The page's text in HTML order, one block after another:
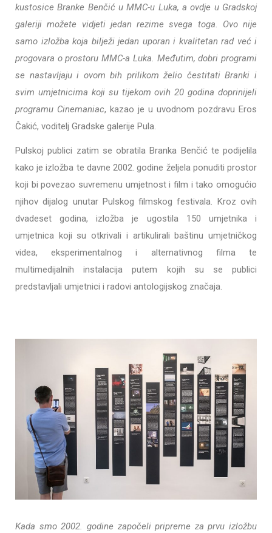
kustosice Branke Benčić u MMC-u Luka, a ovdje u Gradskoj
galeriji možete vidjeti jedan rezime svega toga. Ovo nije
samo izložba koja bilježi jedan uporan i kvalitetan rad već i
progovara o prostoru MMC-a Luka. Međutim, dobri programi
se nastavljaju i ovom bih prilikom želio čestitati Branki i
svim umjetnicima koji su tijekom ovih 20 godina doprinijeli
programu Cinemaniac, kazao je u uvodnom pozdravu Eros
Čakić, voditelj Gradske galerije Pula.
Pulskoj publici zatim se obratila Branka Benčić te podijelila
kako je izložba te davne 2002. godine željela ponuditi prostor
koji bi povezao suvremenu umjetnost i film i tako omogućio
njihov dijalog unutar Pulskog filmskog festivala. Kroz ovih
dvadeset godina, izložba je ugostila 150 umjetnika i
umjetnica koji su otkrivali i artikulirali baštinu umjetničkog
videa, eksperimentalnog i alternativnog filma te
multimedijalnih instalacija putem kojih su se publici
predstavljali umjetnici i radovi antologijskog značaja.
Kada smo 2002. godine započeli pripreme za prvu izložbu